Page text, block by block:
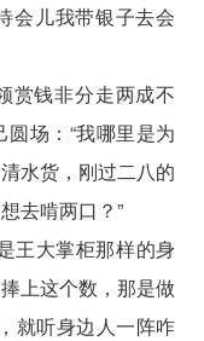
会儿我带银子去会
赏钱非分走两成不
场：“我哪里是为
水货，刚过二八的
去啃两口？”
王大掌柜那样的身
上这个数，那是做
就听身边人一阵咋